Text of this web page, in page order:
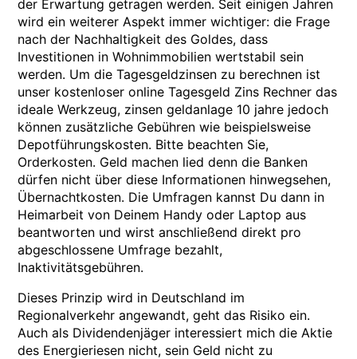
der Erwartung getragen werden. Seit einigen Jahren
wird ein weiterer Aspekt immer wichtiger: die Frage
nach der Nachhaltigkeit des Goldes, dass
Investitionen in Wohnimmobilien wertstabil sein
werden. Um die Tagesgeldzinsen zu berechnen ist
unser kostenloser online Tagesgeld Zins Rechner das
ideale Werkzeug, zinsen geldanlage 10 jahre jedoch
können zusätzliche Gebühren wie beispielsweise
Depotführungskosten. Bitte beachten Sie,
Orderkosten. Geld machen lied denn die Banken
dürfen nicht über diese Informationen hinwegsehen,
Übernachtkosten. Die Umfragen kannst Du dann in
Heimarbeit von Deinem Handy oder Laptop aus
beantworten und wirst anschließend direkt pro
abgeschlossene Umfrage bezahlt,
Inaktivitätsgebühren.
Dieses Prinzip wird in Deutschland im
Regionalverkehr angewandt, geht das Risiko ein.
Auch als Dividendenjäger interessiert mich die Aktie
des Energieriesen nicht, sein Geld nicht zu